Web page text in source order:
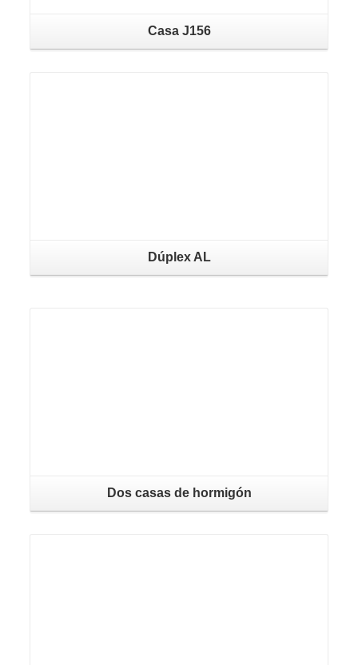
Casa J156
Dúplex AL
Dos casas de hormigón